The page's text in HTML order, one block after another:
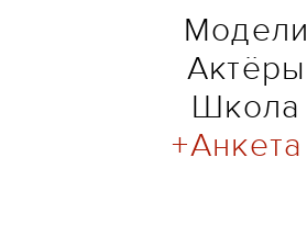
Модели
Актёры
Школа
Анкета